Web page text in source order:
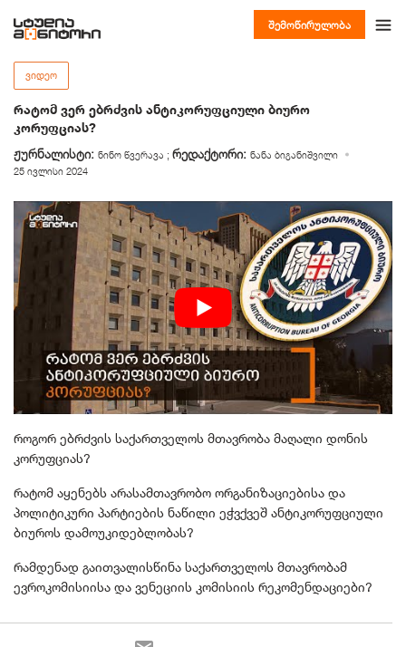
შემოწირულობა
ᲕᲘᲓᲔᲝ
რატომ ვერ ებრძვის ანტიკორუფციული ბიურო
კორუფციას?
ჟურნალისტი: ნინო წვერავა ; რედაქტორი: ნანა ბიგანიშვილი
25 ივლისი 2024
როგორ ებრძვის საქართველოს მთავრობა მაღალი დონის
კორუფციას?
რატომ აყენებს არასამთავრობო ორგანიზაციებისა და
პოლიტიკური პარტიების ნაწილი ეჭვქვეშ ანტიკორუფციული
ბიუროს დამოუკიდებლობას?
რამდენად გაითვალისწინა საქართველოს მთავრობამ
ევროკომისიისა და ვენეციის კომისიის რეკომენდაციები?